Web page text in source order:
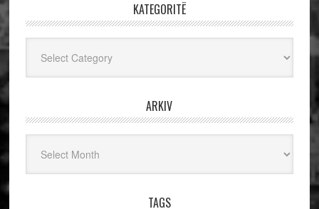
KATEGORITË
ARKIV
TAGS